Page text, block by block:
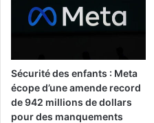
Sécurité des enfants : Meta
écope d’une amende record
de 942 millions de dollars
pour des manquements